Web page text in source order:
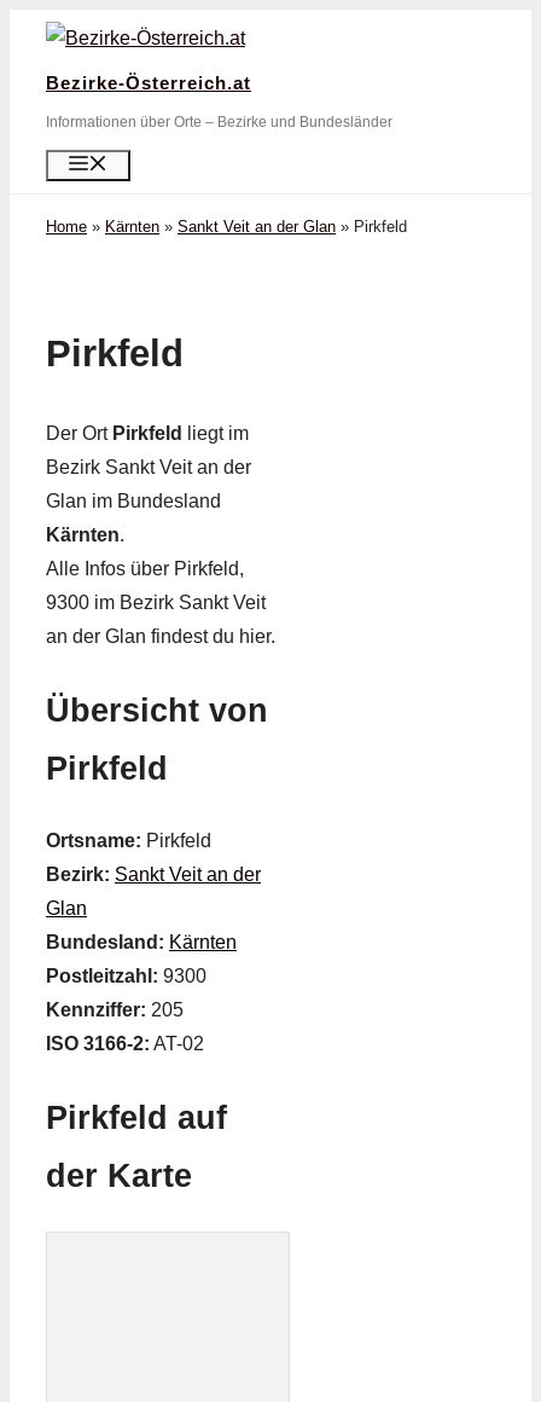
Zum
springen
Bezirke-Österreich.at
Informationen über Orte – Bezirke und Bundesländer
Home » Kärnten » Sankt Veit an der Glan » Pirkfeld
Pirkfeld
Der Ort Pirkfeld
liegt im
Bezirk Sankt Veit an der
Glan im Bundesland
Kärnten.
Alle Infos über Pirkfeld,
9300 im Bezirk Sankt Veit
an der Glan findest du hier.
Übersicht von
Pirkfeld
Ortsname: Pirkfeld
Bezirk: Sankt Veit an der
Glan
Bundesland: Kärnten
Postleitzahl: 9300
Kennziffer: 205
ISO 3166-2: AT-02
Pirkfeld auf
der Karte